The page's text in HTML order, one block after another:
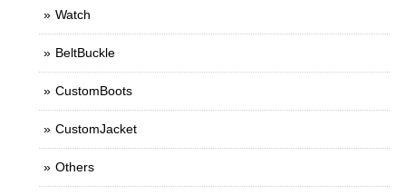
Watch
BeltBuckle
CustomBoots
CustomJacket
Others